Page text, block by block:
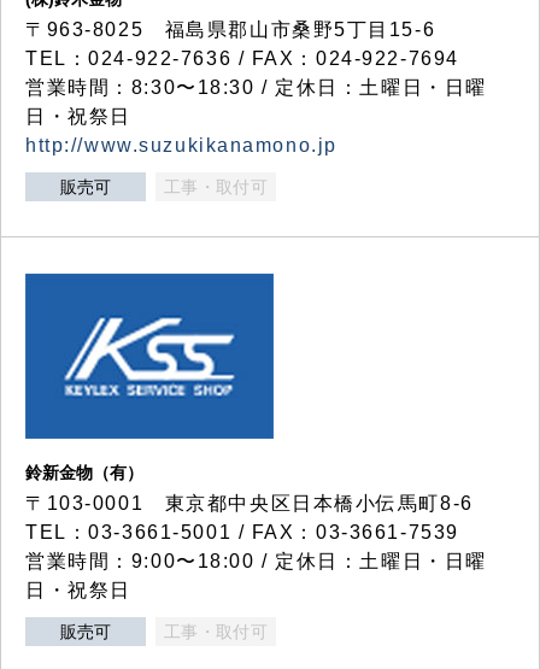
〒963-8025 福島県郡山市桑野5丁目15-6
TEL：024-922-7636 / FAX：024-922-7694
営業時間：8:30〜18:30 / 定休日：土曜日・日曜
日・祝祭日
http://www.suzukikanamono.jp
販売可 工事・取付可
鈴新金物（有）
〒103-0001 東京都中央区日本橋小伝馬町8-6
TEL：03-3661-5001 / FAX：03-3661-7539
営業時間：9:00〜18:00 / 定休日：土曜日・日曜
日・祝祭日
販売可 工事・取付可